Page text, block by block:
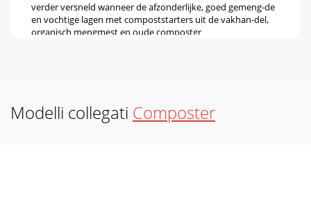
verder versneld wanneer de afzonderlijke, goed gemeng-de
en vochtige lagen met compoststarters uit de vakhan-del,
organisch mengmest en oude compostgr
Modelli collegati Composter